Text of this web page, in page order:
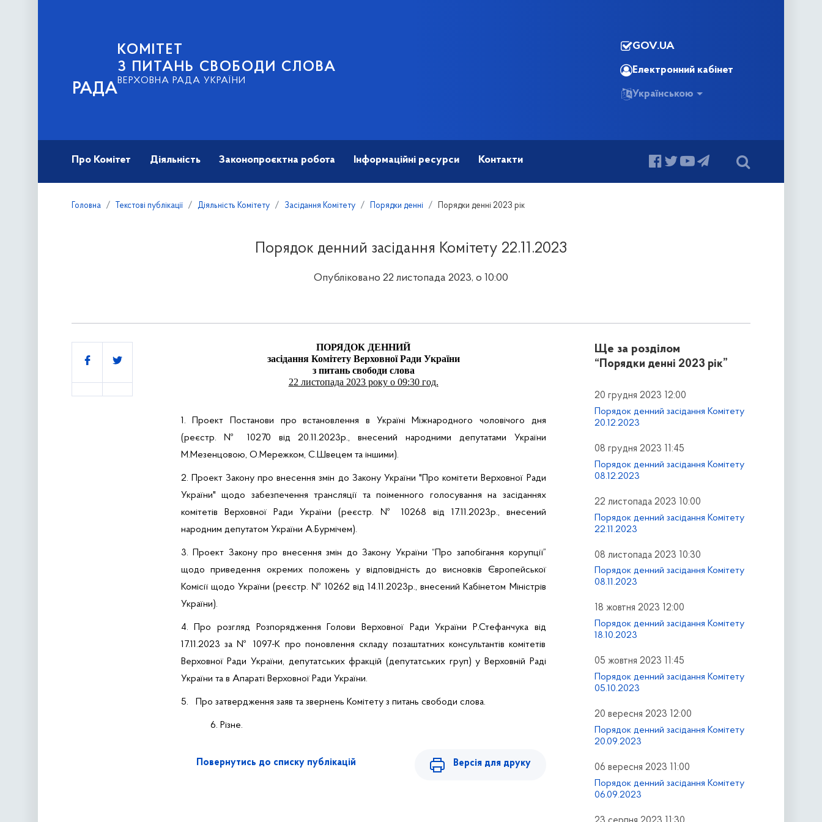
РАДА
КОМІТЕТ
З ПИТАНЬ СВОБОДИ СЛОВА
ВЕРХОВНА РАДА УКРАЇНИ
GOV.UA
Електронний кабінет
Українською
Про Комітет Діяльність Законопроєктна робота Інформаційні ресурси Контакти
Головна Текстові публікації Діяльність Комітету Засідання Комітету Порядки денні Порядки денні 2023 рік
Порядок денний засідання Комітету 22.11.2023
Опубліковано 22 листопада 2023, о 10:00
ПОРЯДОК ДЕННИЙ
засідання Комітету Верховної Ради України
з питань свободи слова
22 листопада 2023 року о 09:30 год.
1. Проект Постанови про встановлення в Україні Міжнародного чоловічого дня
(реєстр. № 10270 від 20.11.2023р., внесений народними депутатами України
М.Мезенцовою, О.Мережком, С.Швецем та іншими).
2. Проект Закону про внесення змін до Закону України "Про комітети Верховної Ради
України" щодо забезпечення трансляції та поіменного голосування на засіданнях
комітетів Верховної Ради України (реєстр. № 10268 від 17.11.2023р., внесений
народним депутатом України А.Бурмічем).
3. Проект Закону про внесення змін до Закону України “Про запобігання корупції”
щодо приведення окремих положень у відповідність до висновків Європейської
Комісії щодо України (реєстр. № 10262 від 14.11.2023р., внесений Кабінетом Міністрів
України).
4. Про розгляд Розпорядження Голови Верховної Ради України Р.Стефанчука від
17.11.2023 за № 1097-К про поновлення складу позаштатних консультантів комітетів
Верховної Ради України, депутатських фракцій (депутатських груп) у Верховній Раді
України та в Апараті Верховної Ради України.
5. Про затвердження заяв та звернень Комітету з питань свободи слова.
6. Різне.
Поділитись
Повернутись до списку публікацій Версія для друку
Ще за розділом
“Порядки денні 2023 рік”
20 грудня 2023 12:00
Порядок денний засідання Комітету
20.12.2023
08 грудня 2023 11:45
Порядок денний засідання Комітету
08.12.2023
22 листопада 2023 10:00
Порядок денний засідання Комітету
22.11.2023
08 листопада 2023 10:30
Порядок денний засідання Комітету
08.11.2023
18 жовтня 2023 12:00
Порядок денний засідання Комітету
18.10.2023
05 жовтня 2023 11:45
Порядок денний засідання Комітету
05.10.2023
20 вересня 2023 12:00
Порядок денний засідання Комітету
20.09.2023
06 вересня 2023 11:00
Порядок денний засідання Комітету
06.09.2023